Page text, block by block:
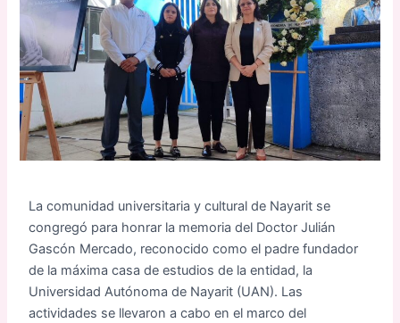
La comunidad universitaria y cultural de Nayarit se
congregó para honrar la memoria del Doctor Julián
Gascón Mercado, reconocido como el padre fundador
de la máxima casa de estudios de la entidad, la
Universidad Autónoma de Nayarit (UAN). Las
actividades se llevaron a cabo en el marco del